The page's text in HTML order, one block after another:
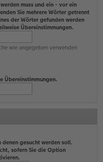
muss und ein - vor ein
Sie mehrere Wörter getrennt
der Wörter gefunden werden
Übereinstimmungen.
wie angegeben verwenden
Übereinstimmungen.
denen gesucht werden soll.
sofern Sie die Option